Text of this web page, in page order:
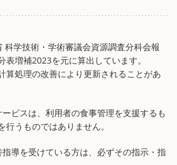
科学技術・学術審議会資源調査分科会報
表増補2023を元に算出しています。
算処理の改善により更新されることがあ
ビスは、利用者の食事管理を支援するも
うものではありません。
導を受けている方は、必ずその指示・指